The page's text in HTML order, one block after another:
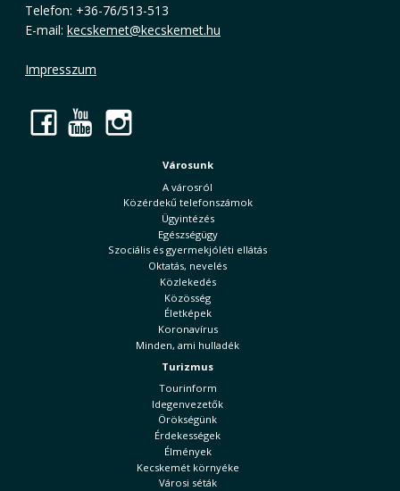
Telefon: +36-76/513-513
E-mail: kecskemet@kecskemet.hu
Impresszum
Facebook
YouTube
Városunk
A városról
Közérdekű telefonszámok
Ügyintézés
Egészségügy
Szociális és gyermekjóléti ellátás
Oktatás, nevelés
Közlekedés
Közösség
Életképek
Koronavírus
Minden, ami hulladék
Turizmus
Tourinform
Idegenvezetők
Örökségünk
Érdekességek
Élmények
Kecskemét környéke
Városi séták